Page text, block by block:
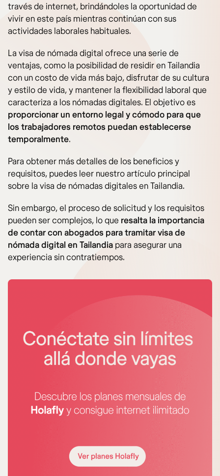
través de internet, brindándoles la oportunidad de
vivir en este país mientras continúan con sus
actividades laborales habituales.
La visa de nómada digital ofrece una serie de
ventajas, como la posibilidad de residir en Tailandia
con un costo de vida más bajo, disfrutar de su cultura
y estilo de vida, y mantener la flexibilidad laboral que
caracteriza a los nómadas digitales. El objetivo es
proporcionar un entorno legal y cómodo para que
los trabajadores remotos puedan establecerse
temporalmente.
Para obtener más detalles de los beneficios y
requisitos, puedes leer nuestro artículo principal
sobre la visa de nómadas digitales en Tailandia.
Sin embargo, el proceso de solicitud y los requisitos
pueden ser complejos, lo que resalta la importancia
de contar con abogados para tramitar visa de
nómada digital en Tailandia para asegurar una
experiencia sin contratiempos.